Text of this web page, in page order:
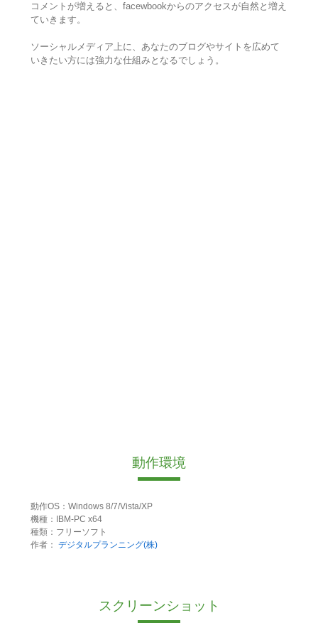
コメントが増えると、facewbookからのアクセスが自然と増え
ていきます。
ソーシャルメディア上に、あなたのブログやサイトを広めて
いきたい方には強力な仕組みとなるでしょう。
動作環境
動作OS：Windows 8/7/Vista/XP
機種：IBM-PC x64
種類：フリーソフト
作者： デジタルプランニング(株)
スクリーンショット